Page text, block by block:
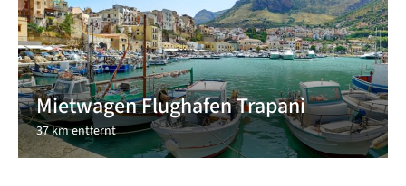
Mietwagen Flughafen Trapani
37 km entfernt